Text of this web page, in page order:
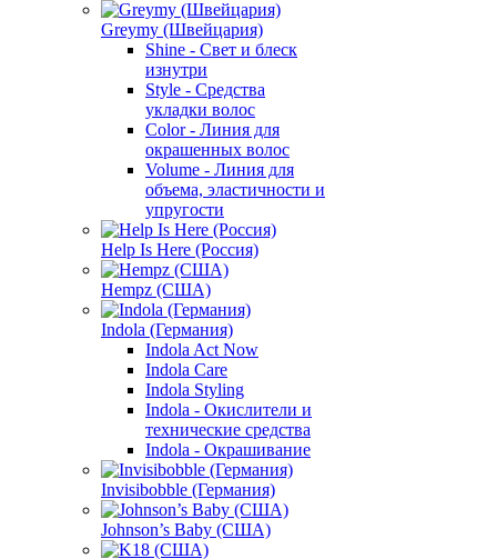
Greymy (Швейцария)
Shine - Свет и блеск
изнутри
Style - Средства
укладки волос
Color - Линия для
окрашенных волос
Volume - Линия для
объема, эластичности и
упругости
Help Is Here (Россия)
Hempz (США)
Indola (Германия)
Indola Act Now
Indola Care
Indola Styling
Indola - Окислители и
технические средства
Indola - Окрашивание
Invisibobble (Германия)
Johnson’s Baby (США)